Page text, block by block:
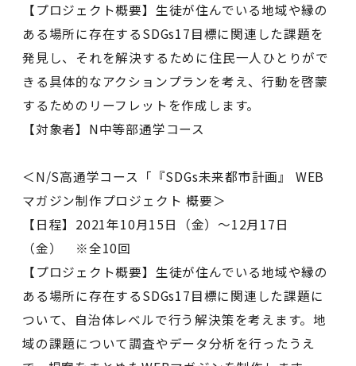
【プロジェクト概要】生徒が住んでいる地域や縁の
ある場所に存在するSDGs17目標に関連した課題を
発見し、それを解決するために住民一人ひとりがで
きる具体的なアクションプランを考え、行動を啓蒙
するためのリーフレットを作成します。
【対象者】N中等部通学コース
＜N/S高通学コース「『SDGs未来都市計画』 WEB
マガジン制作プロジェクト 概要＞
【日程】2021年10月15日（金）〜12月17日
（金） ※全10回
【プロジェクト概要】生徒が住んでいる地域や縁の
ある場所に存在するSDGs17目標に関連した課題に
ついて、自治体レベルで行う解決策を考えます。地
域の課題について調査やデータ分析を行ったうえ